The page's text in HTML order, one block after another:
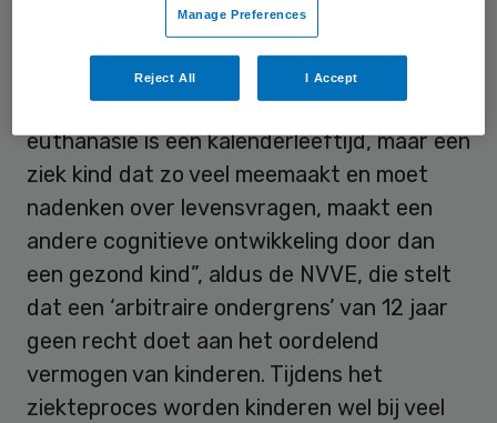
zoals dat nu ook geregeld is voor de groep
kinderen van 12 tot 16 jaar.
“De wettelijke leeftijdsgrens voor
euthanasie is een kalenderleeftijd, maar een
ziek kind dat zo veel meemaakt en moet
nadenken over levensvragen, maakt een
andere cognitieve ontwikkeling door dan
een gezond kind”, aldus de NVVE, die stelt
dat een ‘arbitraire ondergrens’ van 12 jaar
geen recht doet aan het oordelend
vermogen van kinderen. Tijdens het
ziekteproces worden kinderen wel bij veel
Manage Preferences
Reject All I Accept